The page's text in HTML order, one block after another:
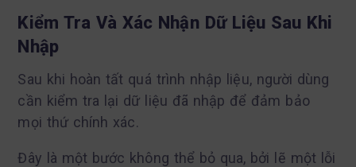
Kiểm Tra Và Xác Nhận Dữ Liệu Sau Khi
Nhập
Sau khi hoàn tất quá trình nhập liệu, người dùng
cần kiểm tra lại dữ liệu đã nhập để đảm bảo
mọi thứ chính xác.
Đây là một bước không thể bỏ qua, bởi lẽ một lỗi